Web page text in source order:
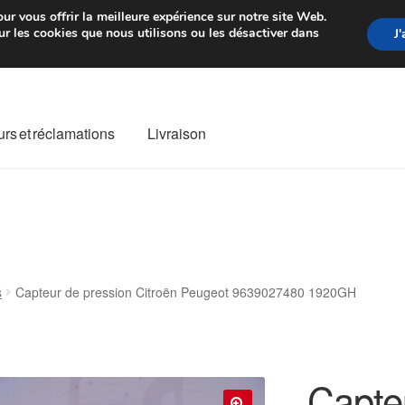
de 7 EUR Du lundi au
et réclamations Livraison
Capteur de pression Citroën Peugeot 9639027480 1920GH
vous offrir la meilleure expérience sur notre site Web.
les cookies que nous utilisons ou les désactiver dans